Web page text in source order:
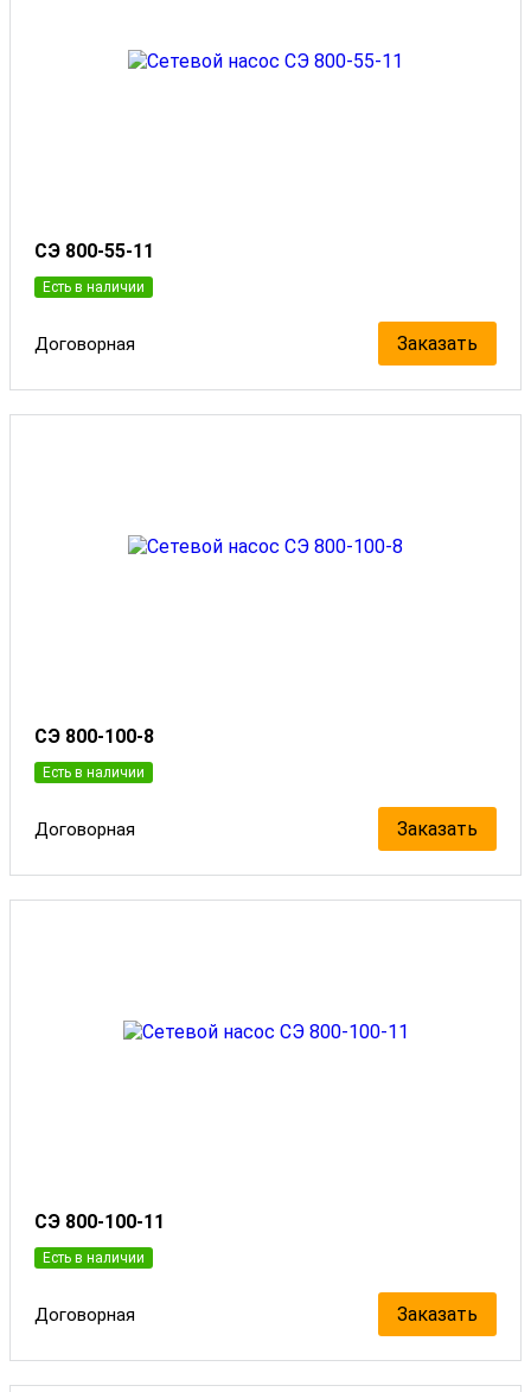
СЭ 800-55-11
Есть в наличии
Договорная Заказать
СЭ 800-100-8
Есть в наличии
Договорная Заказать
СЭ 800-100-11
Есть в наличии
Договорная Заказать